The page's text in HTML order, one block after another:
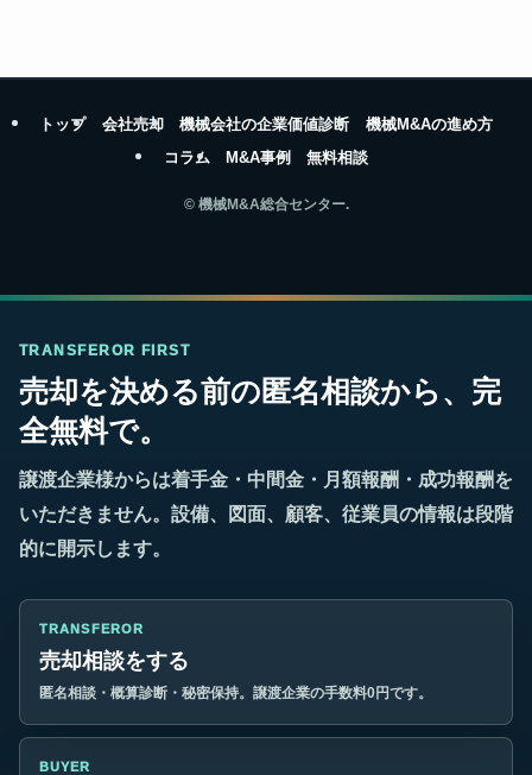
トップ 会社売却 機械会社の企業価値診断
機械M&Aの進め方
コラム
M&A事例 無料相談
©機械M&A総合センター.
TRANSFEROR FIRST
売却を決める前の匿名相談から、完
全無料で。
譲渡企業様からは着手金・中間金・月額報酬・成功報酬を
いただきません。設備、図面、顧客、従業員の情報は段階
的に開示します。
TRANSFEROR
売却相談をする
匿名相談・概算診断・秘密保持。譲渡企業の手数料0円です。
BUYER